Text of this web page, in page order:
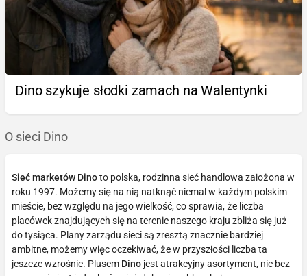
Dino szykuje słodki zamach na Walentynki
O sieci Dino
Sieć marketów Dinoto polska, rodzinna sieć handlowa założona w
roku 1997. Możemy się na nią natknąć niemal w każdym polskim
mieście, bez względu na jego wielkość, co sprawia, że liczba
placówek znajdujących się na terenie naszego kraju zbliża się już
do tysiąca. Plany zarządu sieci są zresztą znacznie bardziej
ambitne, możemy więc oczekiwać, że w przyszłości liczba ta
jeszcze wzrośnie. Plusem Dino jest atrakcyjny asortyment, nie bez